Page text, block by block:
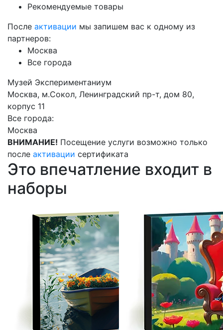
Рекомендуемые товары
После активации мы запишем вас к одному из
партнеров:
Москва
Все города
Музей Экспериментаниум
Москва, м.Сокол, Ленинградский пр-т, дом 80,
корпус 11
Все города:
Москва
ВНИМАНИЕ! Посещение услуги возможно только
после активации сертификата
Это впечатление входит в
наборы